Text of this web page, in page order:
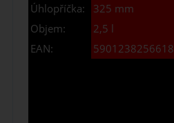
Úhlopříčka:
325 mm
Objem:
2,5 l
EAN:
5901238256618